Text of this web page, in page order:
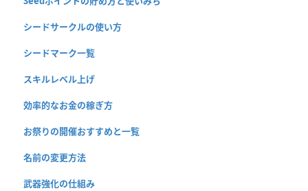
シードサークルの使い方
シードマーク一覧
スキルレベル上げ
効率的なお金の稼ぎ方
お祭りの開催おすすめと一覧
名前の変更方法
武器強化の仕組み